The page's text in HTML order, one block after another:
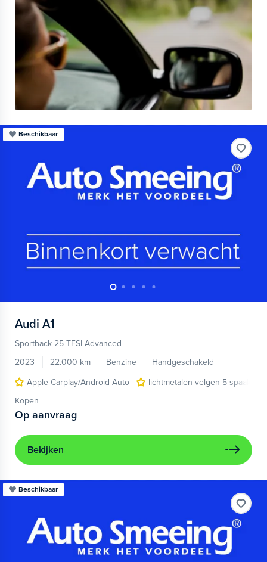
Beschikbaar
Audi A1
Sportback 25 TFSI Advanced
2023
22.000 km Benzine
Handgeschakeld
Apple Carplay/Android Auto
lichtmetalen velgen 5-spaaks
Kopen
Op aanvraag
Bekijken
Beschikbaar